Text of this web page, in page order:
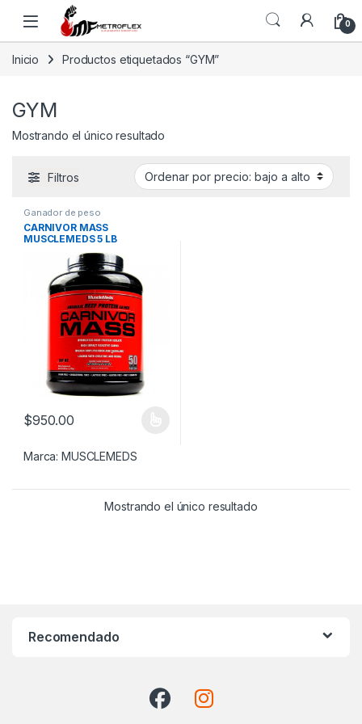
Saltar a la navegación
Saltar al contenido
0
Inicio Productos etiquetados “GYM”
GYM
Mostrando el único resultado
Filtros
Ganador de peso
CARNIVOR MASS
MUSCLEMEDS 5 LB
$950.00
Este producto tiene múltiples variantes. Las opciones se
Marca:MUSCLEMEDS
Mostrando el único resultado
Recomendado